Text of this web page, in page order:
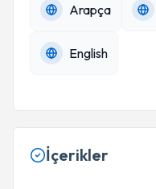
Arapça
English
İçerikler